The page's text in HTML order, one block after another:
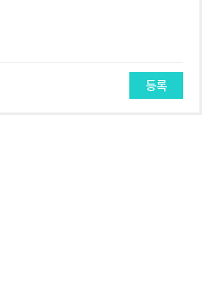
등록